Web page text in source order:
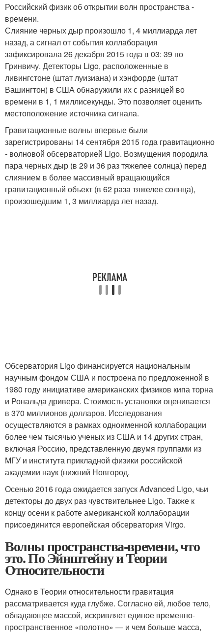
Российский физик об открытии волн пространства -
времени.
Слияние черных дыр произошло 1, 4 миллиарда лет
назад, а сигнал от события коллаборация
зафиксировала 26 декабря 2015 года в 03: 39 по
Гринвичу. Детекторы Ligo, расположенные в
ливингстоне (штат луизиана) и хэнфорде (штат
Вашингтон) в США обнаружили их с разницей во
времени в 1, 1 миллисекунды. Это позволяет оценить
местоположение источника сигнала.
Гравитационные волны впервые были
зарегистрированы 14 сентября 2015 года гравитационно
- волновой обсерваторией Ligo. Возмущения породила
пара черных дыр (в 29 и 36 раз тяжелее солнца) перед
слиянием в более массивный вращающийся
гравитационный объект (в 62 раза тяжелее солнца),
произошедшим 1, 3 миллиарда лет назад.
Обсерватория Ligo финансируется национальным
научным фондом США и построена по предложенной в
1980 году инициативе американских физиков кипа торна
и Рональда дривера. Стоимость установки оценивается
в 370 миллионов долларов. Исследования
осуществляются в рамках одноименной коллаборации
более чем тысячью ученых из США и 14 других стран,
включая Россию, представленную двумя группами из
МГУ и института прикладной физики российской
академии наук (нижний Новгород.
Осенью 2016 года ожидается запуск Advanced Ligo, чьи
детекторы до двух раз чувствительнее Ligo. Также к
концу осени к работе американской коллаборации
присоединится европейская обсерватория Virgo.
Волны пространства-времени, что
это. По Эйнштейну и Теории
Относительности
Однако в Теории относительности гравитация
рассматривается куда глубже. Согласно ей, любое тело,
обладающее массой, искривляет единое временно-
пространственное «полотно» — и чем больше масса,